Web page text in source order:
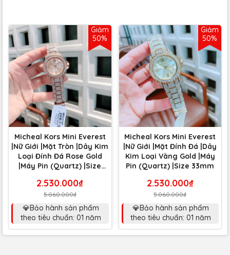
Giảm
50%
Micheal Kors Mini Everest
|Nữ Giới |Mặt Tròn |Dây Kim
Loại Đính Đá Rose Gold
|Máy Pin (Quartz) |Size
2.530.000₫
5.060.000₫
💎Bảo hành sản phẩm
theo tiêu chuẩn: 01 năm
Giảm
50%
Micheal Kors Mini Everest
|Nữ Giới |Mặt Đính Đá |Dây
Kim Loại Vàng Gold |Máy
Pin (Quartz) |Size 33mm
2.530.000₫
5.060.000₫
💎Bảo hành sản phẩm
theo tiêu chuẩn: 01 năm